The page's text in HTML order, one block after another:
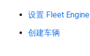
设置 Fleet Engine
创建车辆